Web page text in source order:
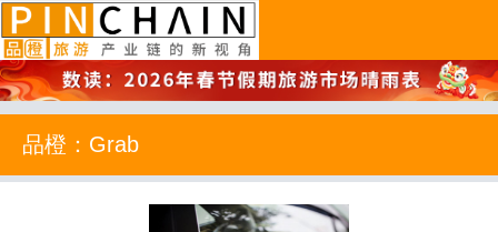
品橙旅游
品橙：Grab